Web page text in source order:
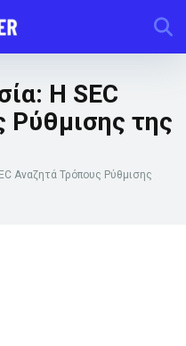
Η SEC
Ρύθμισης της
Αναζητά Τρόπους Ρύθμισης